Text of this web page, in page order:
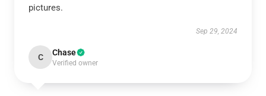
pictures.
Sep 29, 2024
C Chase
Verified owner